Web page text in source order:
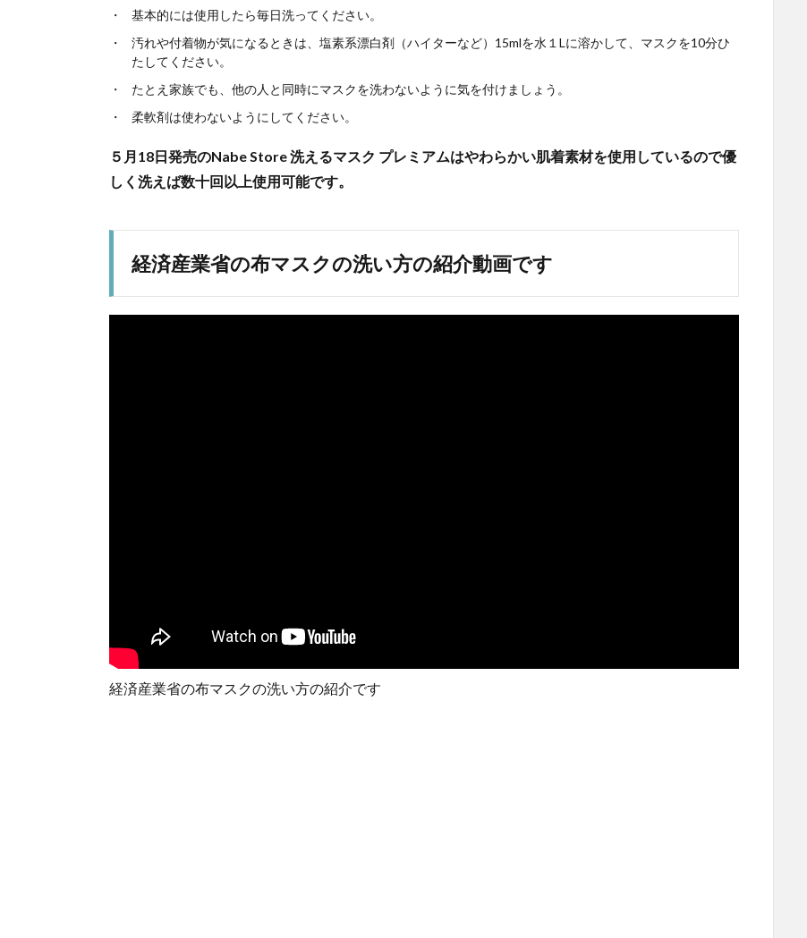
基本的には使用したら毎日洗ってください。
汚れや付着物が気になるときは、塩素系漂白剤（ハイターなど）15mlを水１Lに溶かして、マスクを10分ひ
たしてください。
たとえ家族でも、他の人と同時にマスクを洗わないように気を付けましょう。
柔軟剤は使わないようにしてください。
５月18日発売のNabe Store 洗えるマスク プレミアムはやわらかい肌着素材を使用しているので優
しく洗えば数十回以上使用可能です。
経済産業省の布マスクの洗い方の紹介動画です
経済産業省の布マスクの洗い方の紹介です